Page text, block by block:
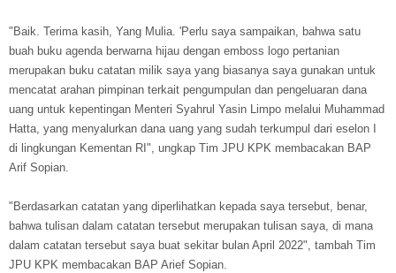
"Baik. Terima kasih, Yang Mulia. 'Perlu saya sampaikan, bahwa satu
buah buku agenda berwarna hijau dengan emboss logo pertanian
merupakan buku catatan milik saya yang biasanya saya gunakan untuk
mencatat arahan pimpinan terkait pengumpulan dan pengeluaran dana
uang untuk kepentingan Menteri Syahrul Yasin Limpo melalui Muhammad
Hatta, yang menyalurkan dana uang yang sudah terkumpul dari eselon I
di lingkungan Kementan RI", ungkap Tim JPU KPK membacakan BAP
Arif Sopian.
"Berdasarkan catatan yang diperlihatkan kepada saya tersebut, benar,
bahwa tulisan dalam catatan tersebut merupakan tulisan saya, di mana
dalam catatan tersebut saya buat sekitar bulan April 2022", tambah Tim
JPU KPK membacakan BAP Arief Sopian.